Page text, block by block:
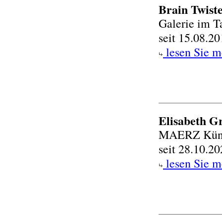
Brain
Galerie im
seit
lesen Sie
Elisabeth
MAERZ
seit
lesen Sie